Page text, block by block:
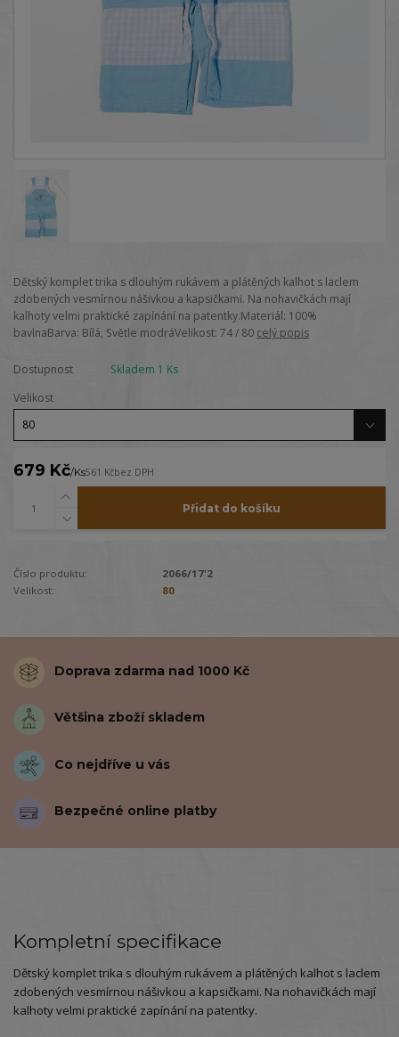
Dětský komplet trika s dlouhým rukávem a plátěných kalhot s laclem
zdobených vesmírnou nášivkou a kapsičkami. Na nohavičkách mají
kalhoty velmi praktické zapínání na patentky.Materiál: 100%
bavlnaBarva: Bílá, Světle modráVelikost: 74 / 80 celý popis
Dostupnost
Skladem 1 Ks
Velikost
679 Kč/Ks561 Kčbez DPH
Přidat do košíku
Číslo produktu:
2066/17'2
Velikost:
80
Doprava zdarma nad 1000 Kč
Většina zboží skladem
Co nejdříve u vás
Bezpečné online platby
Kompletní specifikace
Dětský komplet trika s dlouhým rukávem a plátěných kalhot s laclem
zdobených vesmírnou nášivkou a kapsičkami. Na nohavičkách mají
kalhoty velmi praktické zapínání na patentky.